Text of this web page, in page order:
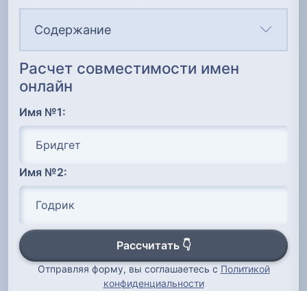
Содержание
Расчет совместимости имен
онлайн
Имя №1:
Имя №2:
Рассчитать 👇
Отправляя форму, вы соглашаетесь с Политикой
конфиденциальности